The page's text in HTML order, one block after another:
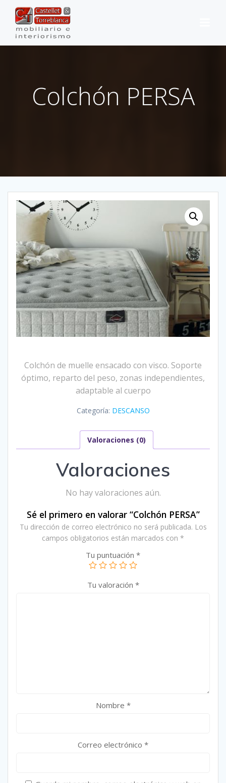
Colchón PERSA
Colchón de muelle ensacado con visco. Soporte
óptimo, reparto del peso, zonas independientes,
adaptable al cuerpo
Categoría: DESCANSO
Valoraciones (0)
Valoraciones
No hay valoraciones aún.
Sé el primero en valorar “Colchón PERSA”
Tu dirección de correo electrónico no será publicada. Los
campos obligatorios están marcados con *
Tu puntuación *
Tu valoración *
Nombre *
Correo electrónico *